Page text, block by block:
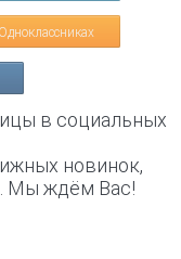
в социальных
новинок,
Мы ждём Вас!